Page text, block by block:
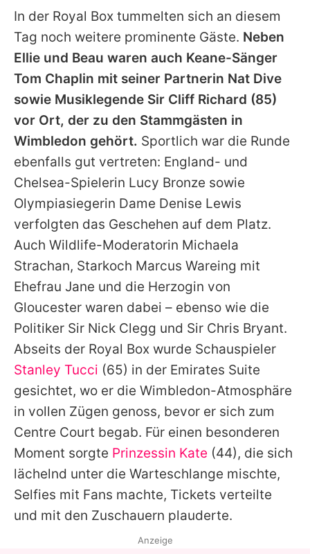
In der Royal Box tummelten sich an diesem
Tag noch weitere prominente Gäste. Neben
Ellie und Beau waren auch Keane-Sänger
Tom Chaplin mit seiner Partnerin Nat Dive
sowie Musiklegende Sir Cliff Richard (85)
vor Ort, der zu den Stammgästen in
Wimbledon gehört. Sportlich war die Runde
ebenfalls gut vertreten: England- und
Chelsea-Spielerin Lucy Bronze sowie
Olympiasiegerin Dame Denise Lewis
verfolgten das Geschehen auf dem Platz.
Auch Wildlife-Moderatorin Michaela
Strachan, Starkoch Marcus Wareing mit
Ehefrau Jane und die Herzogin von
Gloucester waren dabei – ebenso wie die
Politiker Sir Nick Clegg und Sir Chris Bryant.
Abseits der Royal Box wurde Schauspieler
Stanley Tucci (65) in der Emirates Suite
gesichtet, wo er die Wimbledon-Atmosphäre
in vollen Zügen genoss, bevor er sich zum
Centre Court begab. Für einen besonderen
Moment sorgte Prinzessin Kate (44), die sich
lächelnd unter die Warteschlange mischte,
Selfies mit Fans machte, Tickets verteilte
und mit den Zuschauern plauderte.
Anzeige